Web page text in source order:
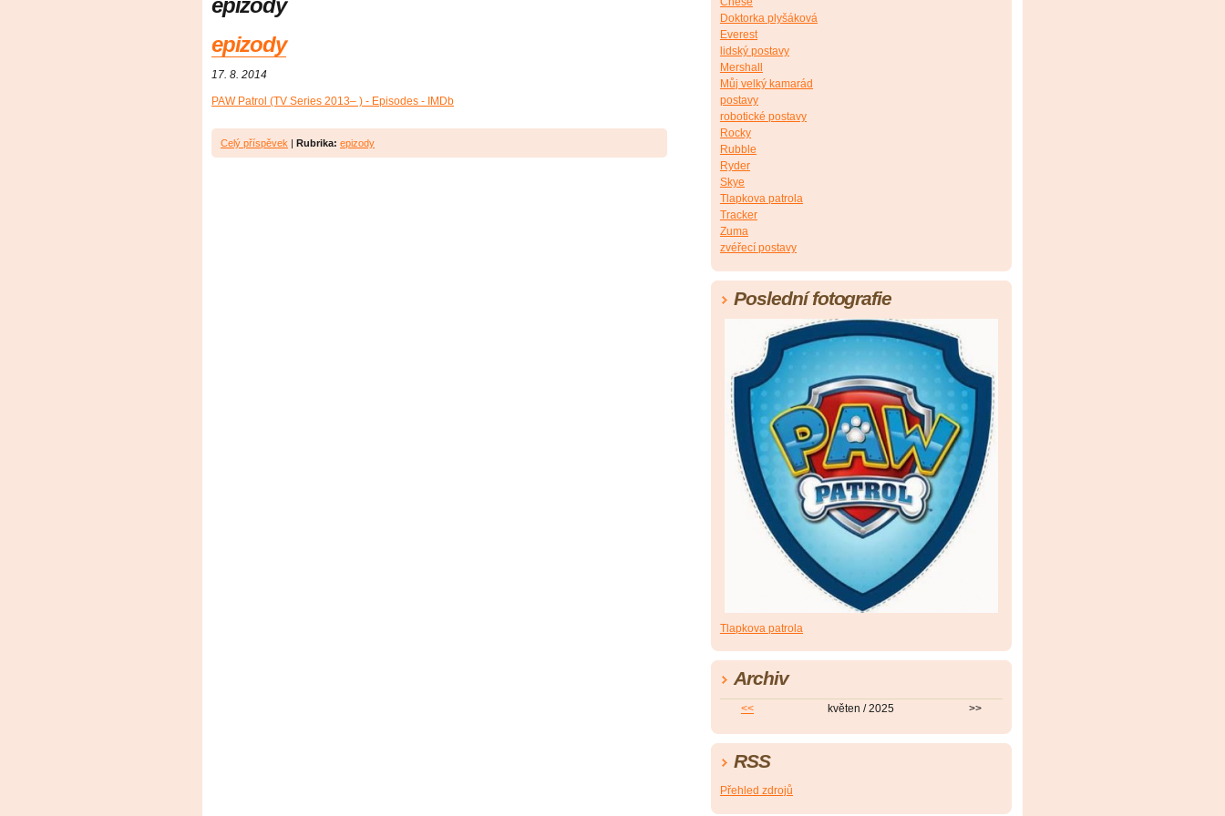
epizody
epizody
17. 8. 2014
PAW Patrol (TV Series 2013– ) - Episodes - IMDb
Celý příspěvek | Rubrika: epizody
Doktorka plyšáková
Everest
lidský postavy
Mershall
Můj velký kamarád
postavy
robotické postavy
Rocky
Rubble
Ryder
Skye
Tlapkova patrola
Tracker
Zuma
zvéřecí postavy
Poslední fotografie
Tlapkova patrola
Archiv
<< květen / 2025 >>
RSS
Přehled zdrojů